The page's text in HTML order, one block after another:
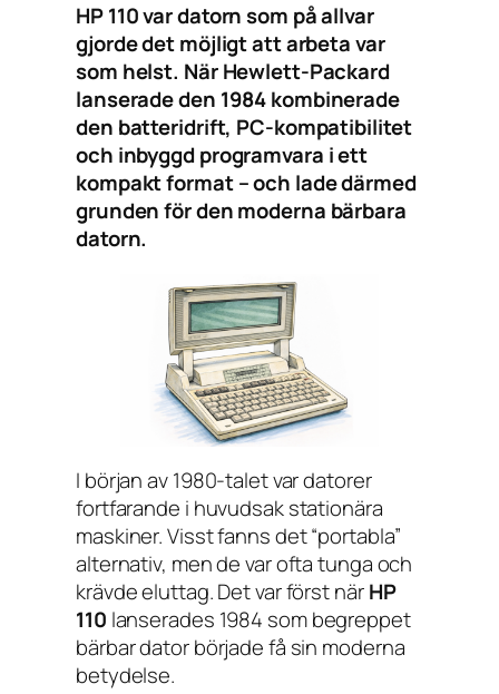
HP 110 var datorn som på allvar
gjorde det möjligt att arbeta var
som helst. När Hewlett-Packard
lanserade den 1984 kombinerade
den batteridrift, PC-kompatibilitet
och inbyggd programvara i ett
kompakt format – och lade därmed
grunden för den moderna bärbara
datorn.
I början av 1980-talet var datorer
fortfarande i huvudsak stationära
maskiner. Visst fanns det “portabla”
alternativ, men de var ofta tunga och
krävde eluttag. Det var först närHP
110 lanserades 1984 som begreppet
bärbar dator började få sin moderna
betydelse.